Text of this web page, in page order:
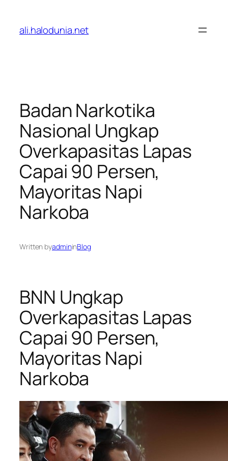
konten
ali.halodunia.net
Badan Narkotika
Nasional Ungkap
Overkapasitas Lapas
Capai 90 Persen,
Mayoritas Napi
Narkoba
Written byadmininBlog
BNN Ungkap
Overkapasitas Lapas
Capai 90 Persen,
Mayoritas Napi
Narkoba